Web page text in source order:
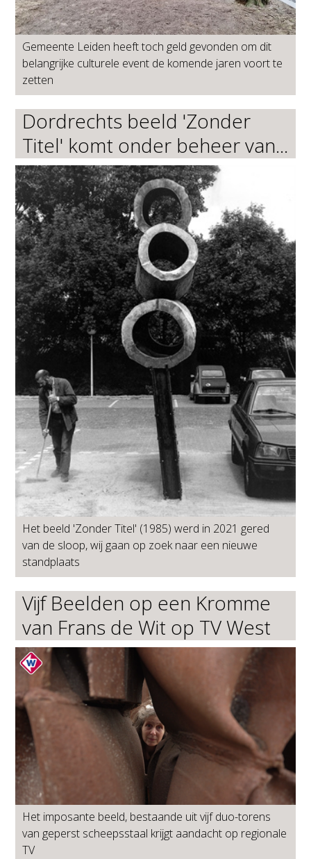
Gemeente Leiden heeft toch geld gevonden om dit
belangrijke culturele event de komende jaren voort te
zetten
Dordrechts beeld 'Zonder
Titel' komt onder beheer van...
Het beeld 'Zonder Titel' (1985) werd in 2021 gered
van de sloop, wij gaan op zoek naar een nieuwe
standplaats
Vijf Beelden op een Kromme
van Frans de Wit op TV West
Het imposante beeld, bestaande uit vijf duo-torens
van geperst scheepsstaal krijgt aandacht op regionale
TV